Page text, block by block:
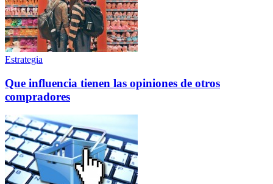
Estrategia
Que influencia tienen las opiniones de otros
compradores